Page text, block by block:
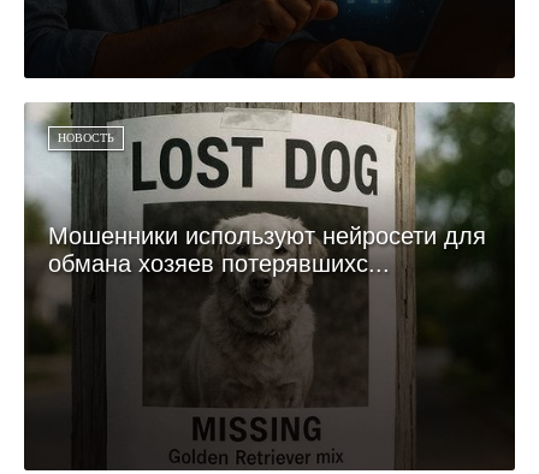
НОВОСТЬ
Мошенники используют нейросети для
обмана хозяев потерявшихс...